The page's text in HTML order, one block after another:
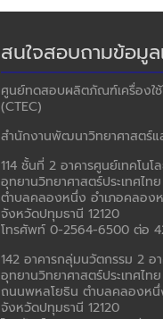
สนใจสอบถามข้อมู
ศูนย์ทดสอบผลิตภัณฑ์เครื่องใช้
(CTEC)
สำนักงานพัฒนาวิทยาศาสตร์แ
114 ชั้นที่ 2 อาคารศูนย์เทคโนโ
อุทยานวิทยาศาสตร์ประเทศไ
ตำบลคลองหนึ่ง อำเภอคลอง
จังหวัดปทุมธานี 12120
โทรศัพท์ 0-2564-6500 ต่อ
142 อาคารกลุ่มนวัตกรรม 2 อ
อุทยานวิทยาศาสตร์ประเทศไทย
ถนนพหลโยธิน ตำบลคลองห
จังหวัดปทุมธานี 12120